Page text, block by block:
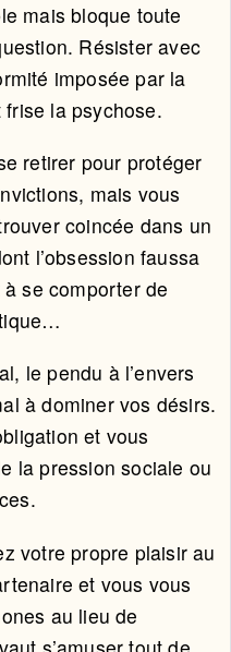
mais bloque toute
Résister avec
imposée par la
la psychose.
retirer pour protéger
mais vous
coincée dans un
l’obsession faussa
se comporter de
le pendu à l’envers
à dominer vos désirs.
et vous
la pression sociale ou
votre propre plaisir au
et vous vous
au lieu de